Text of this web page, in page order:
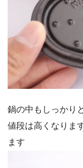
鍋の中もしっかり
値段は高くなりま
ます